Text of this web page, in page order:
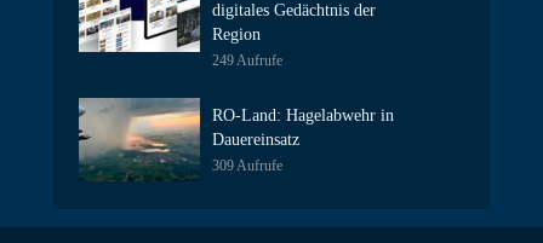
digitales Gedächtnis der
Region
249 Aufrufe
RO-Land: Hagelabwehr in
Dauereinsatz
309 Aufrufe